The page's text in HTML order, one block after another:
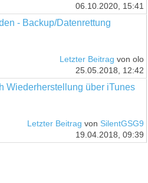
06.10.2020, 15:41
- Backup/Datenrettung
Letzter Beitrag von olo
25.05.2018, 12:42
Wiederherstellung über iTunes
Letzter Beitrag von SilentGSG9
19.04.2018, 09:39